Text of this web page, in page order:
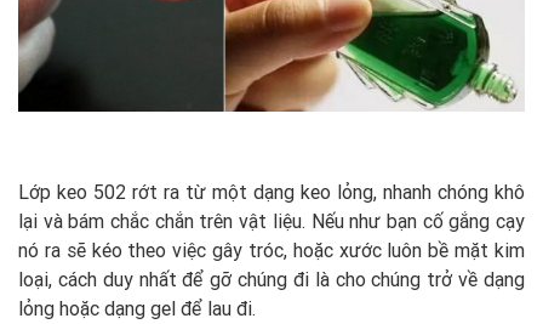
Lớp keo 502 rớt ra từ một dạng keo lỏng, nhanh chóng khô
lại và bám chắc chắn trên vật liệu. Nếu như bạn cố gắng cạy
nó ra sẽ kéo theo việc gây tróc, hoặc xước luôn bề mặt kim
loại, cách duy nhất để gỡ chúng đi là cho chúng trở về dạng
lỏng hoặc dạng gel để lau đi.